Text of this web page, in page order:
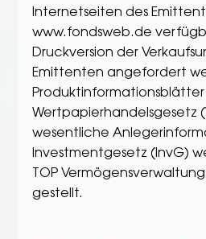
Internetseiten des
www.fondsweb.de
Druckversion der
Emittenten angefordert
Wertpapierhandelsgesetz
wesentliche
Investmentgesetz (InvG)
TOP
gestellt.